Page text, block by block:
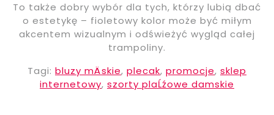
To także dobry wybór dla tych, którzy lubią dbać
o estetykę – fioletowy kolor może być miłym
akcentem wizualnym i odświeżyć wygląd całej
trampoliny.
Tagi: bluzy mÄskie, plecak, promocje, sklep
internetowy, szorty plaĹźowe damskie